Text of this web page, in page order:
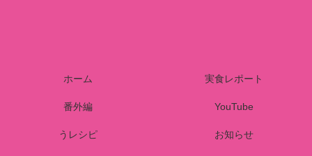
ホーム 実食レポート
番外編 YouTube
うレシピ お知らせ